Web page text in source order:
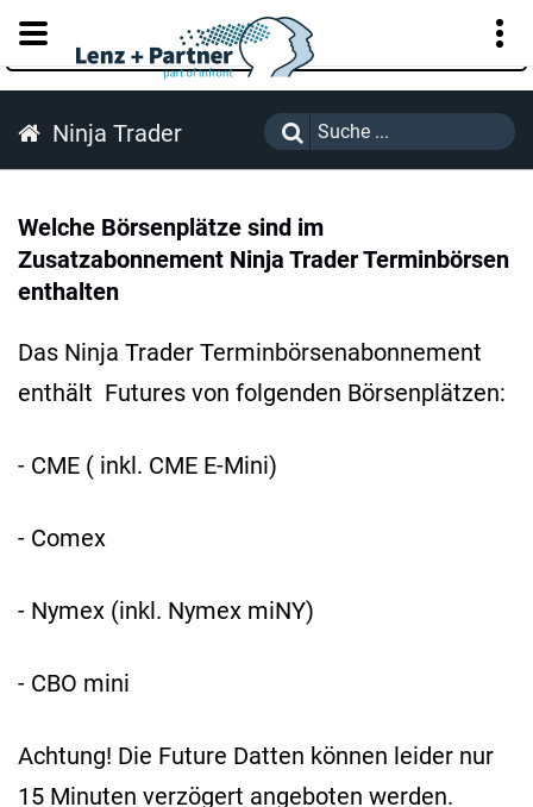
KUNDENPORTAL
Ninja Trader
Welche Börsenplätze sind im
Zusatzabonnement Ninja Trader Terminbörsen
enthalten
Das Ninja Trader Terminbörsenabonnement
enthält Futures von folgenden Börsenplätzen:
- CME ( inkl. CME E-Mini)
- Comex
- Nymex (inkl. Nymex miNY)
- CBO mini
Achtung! Die Future Datten können leider nur
15 Minuten verzögert angeboten werden.